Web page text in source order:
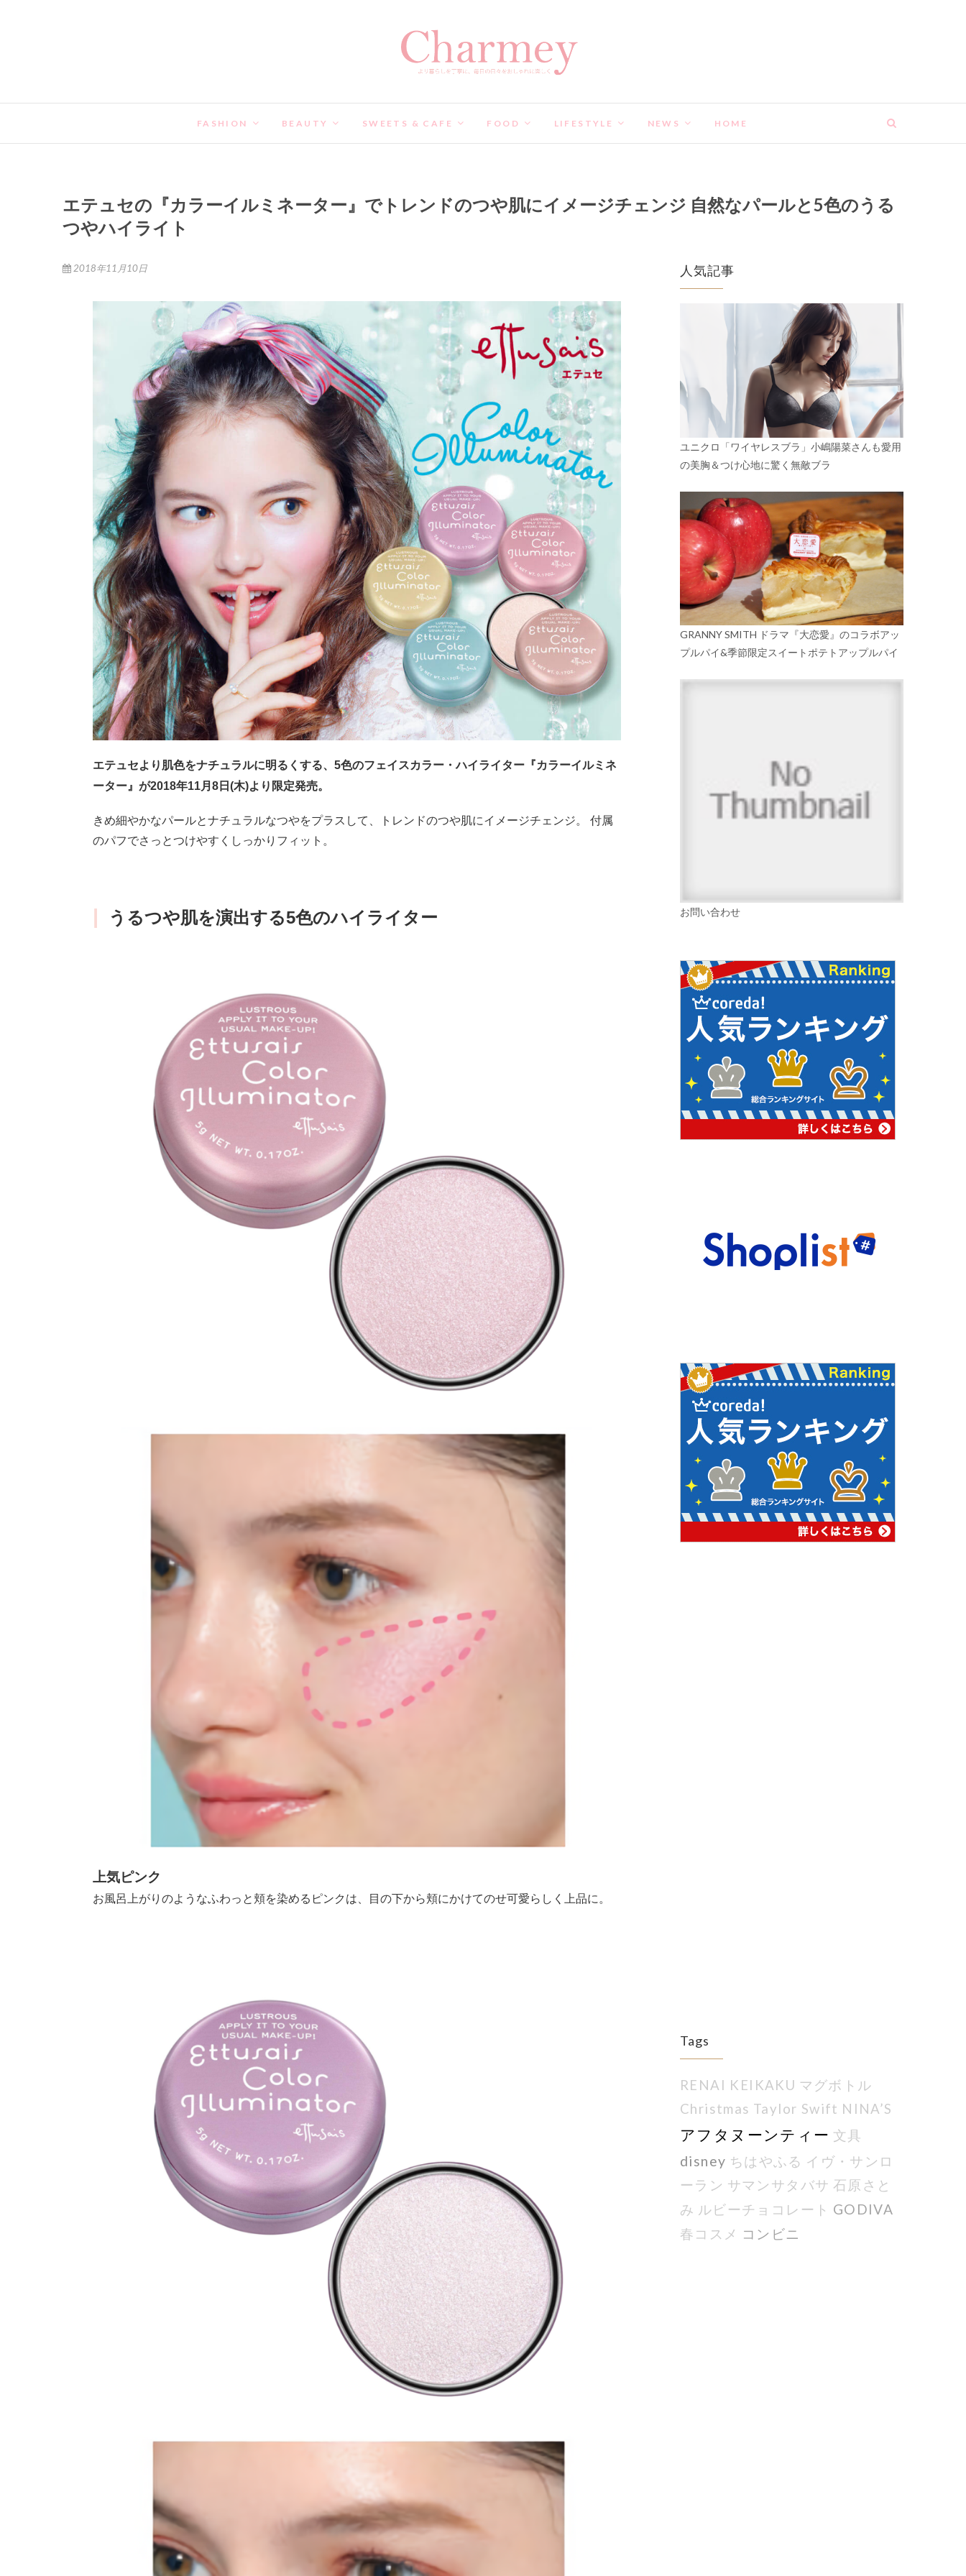
FASHION BEAUTY SWEETS & CAFE FOOD LIFESTYLE NEWS HOME
エテュセの『カラーイルミネーター』でトレンドのつや肌にイメージチェンジ 自然なパールと5色のうる
つやハイライト
2018年11月10日
エテュセより肌色をナチュラルに明るくする、5色のフェイスカラー・ハイライター『カラーイルミネ
ーター』が2018年11月8日(木)より限定発売。
きめ細やかなパールとナチュラルなつやをプラスして、トレンドのつや肌にイメージチェンジ。 付属
のパフでさっとつけやすくしっかりフィット。
| うるつや肌を演出する5色のハイライター
上気ピンク
お風呂上がりのようなふわっと頬を染めるピンクは、目の下から頬にかけてのせ可愛らしく上品に。
人気記事
ユニクロ「ワイヤレスブラ」小嶋陽菜さんも愛用
の美胸＆つけ心地に驚く無敵ブラ
GRANNY SMITH ドラマ『大恋愛』のコラボアッ
プルパイ&季節限定スイートポテトアップルパイ
お問い合わせ
Tags
RENAI KEIKAKU マグボトル
Christmas Taylor Swift NINA’S
アフタヌーンティー 文具
disney ちはやふる イヴ・サンロ
ーラン サマンサタバサ 石原さと
み ルビーチョコレート GODIVA
春コスメ コンビニ